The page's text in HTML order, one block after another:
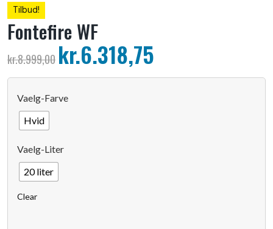
Tilbud!
Fontefire WF
kr.8.999,00 kr.6.318,75
Vaelg-Farve
Hvid
Vaelg-Liter
20 liter
Clear